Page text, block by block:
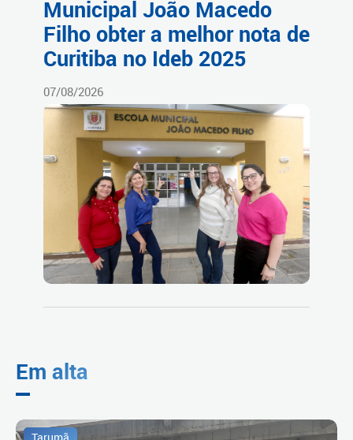
Municipal João Macedo
Filho obter a melhor nota de
Curitiba no Ideb 2025
07/08/2026
Em alta